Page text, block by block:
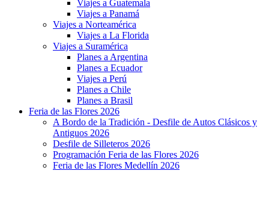
Viajes a Guatemala
Viajes a Panamá
Viajes a Norteamérica
Viajes a La Florida
Viajes a Suramérica
Planes a Argentina
Planes a Ecuador
Viajes a Perú
Planes a Chile
Planes a Brasil
Feria de las Flores 2026
A Bordo de la Tradición - Desfile de Autos Clásicos y
Antiguos 2026
Desfile de Silleteros 2026
Programación Feria de las Flores 2026
Feria de las Flores Medellín 2026